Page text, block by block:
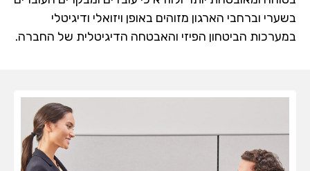
בשערי וברחבי הארגון מזוהים באופן ויזואלי ודיגיטלי
במערכות הביטחון הפיזי והאבטחה הדיגיטלית של החברה.